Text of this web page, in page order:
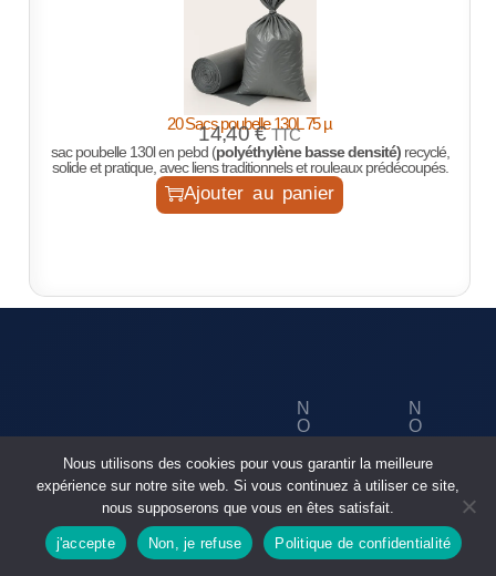
20 Sacs poubelle 130L 75 µ
14,40€ TTC
sac poubelle 130l en pebd (polyéthylène basse densité) recyclé,
solide et pratique, avec liens traditionnels et rouleaux prédécoupés.
Ajouter au panier
Boutique rechercher
O
S
O
D
E
N
TI
É
S
A
N
O
S
C
O
N
TA
C
N
O
R
É
S
A
U
Nous utilisons des cookies pour vous garantir la meilleure
expérience sur notre site web. Si vous continuez à utiliser ce site,
nous supposerons que vous en êtes satisfait.
j'accepte Non, je refuse Politique de confidentialité